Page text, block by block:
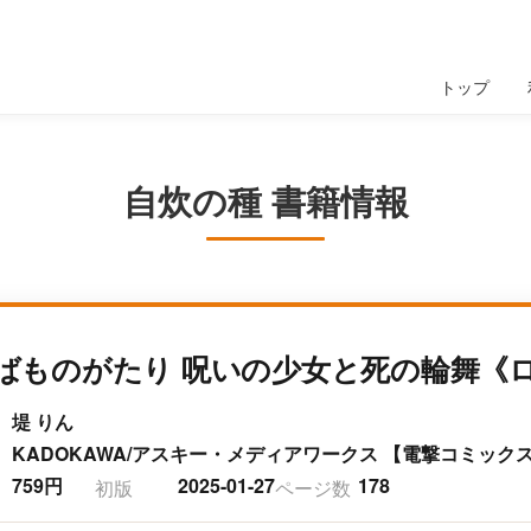
トップ
自炊の種 書籍情報
ものがたり 呪いの少女と死の輪舞《
堤 りん
KADOKAWA/アスキー・メディアワークス 【電撃コミック
759円
初版 2025-01-27ページ数 178